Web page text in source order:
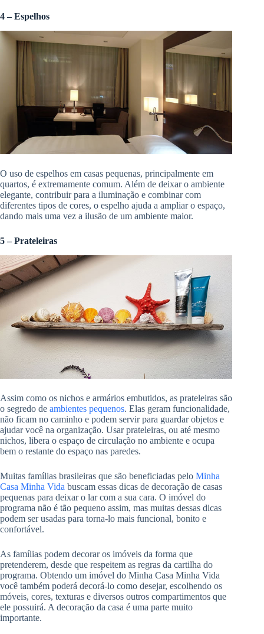
4 – Espelhos
O uso de espelhos em casas pequenas, principalmente em
quartos, é extremamente comum. Além de deixar o ambiente
elegante, contribuir para a iluminação e combinar com
diferentes tipos de cores, o espelho ajuda a ampliar o espaço,
dando mais uma vez a ilusão de um ambiente maior.
5 – Prateleiras
Assim como os nichos e armários embutidos, as prateleiras são
o segredo de ambientes pequenos. Elas geram funcionalidade,
não ficam no caminho e podem servir para guardar objetos e
ajudar você na organização. Usar prateleiras, ou até mesmo
nichos, libera o espaço de circulação no ambiente e ocupa
bem o restante do espaço nas paredes.
Muitas famílias brasileiras que são beneficiadas pelo Minha
Casa Minha Vida buscam essas dicas de decoração de casas
pequenas para deixar o lar com a sua cara. O imóvel do
programa não é tão pequeno assim, mas muitas dessas dicas
podem ser usadas para torna-lo mais funcional, bonito e
confortável.
As famílias podem decorar os imóveis da forma que
pretenderem, desde que respeitem as regras da cartilha do
programa. Obtendo um imóvel do Minha Casa Minha Vida
você também poderá decorá-lo como desejar, escolhendo os
móveis, cores, texturas e diversos outros compartimentos que
ele possuirá. A decoração da casa é uma parte muito
importante.